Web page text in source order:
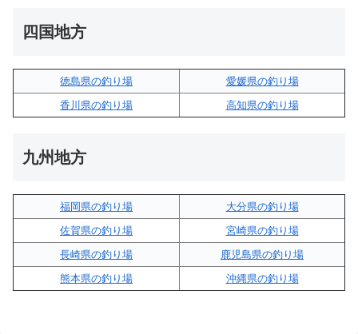
四国地方
徳島県の釣り場
愛媛県の釣り場
香川県の釣り場
高知県の釣り場
九州地方
福岡県の釣り場
大分県の釣り場
佐賀県の釣り場
宮崎県の釣り場
長崎県の釣り場
鹿児島県の釣り場
熊本県の釣り場
沖縄県の釣り場